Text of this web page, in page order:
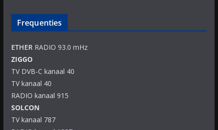
Frequenties
ETHERRADIO 93.0 mHz
ZIGGO
TV DVB-C kanaal 40
TV kanaal 40
RADIO kanaal 915
SOLCON
TV kanaal 787